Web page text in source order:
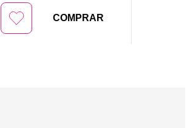
COMPRAR